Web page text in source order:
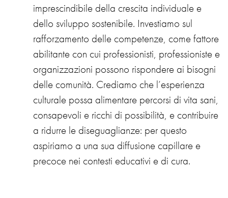
imprescindibile della crescita individuale e
dello sviluppo sostenibile. Investiamo sul
rafforzamento delle competenze, come fattore
abilitante con cui professionisti, professioniste e
organizzazioni possono rispondere ai bisogni
delle comunità. Crediamo che l’esperienza
culturale possa alimentare percorsi di vita sani,
consapevoli e ricchi di possibilità, e contribuire
a ridurre le diseguaglianze: per questo
aspiriamo a una sua diffusione capillare e
precoce nei contesti educativi e di cura.